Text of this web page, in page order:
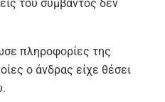
του συμβάντος δεν
πληροφορίες της
ο άνδρας είχε θέσει